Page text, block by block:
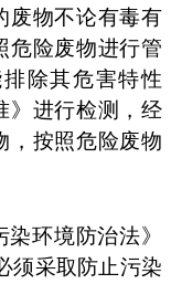
废物不论有毒有
危险废物进行管
除其危害特性
》进行检测，经
，按照危险废物
环境防治法》
须采取防止污染